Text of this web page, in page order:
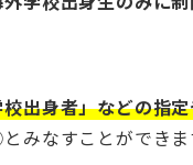
出身者」などの指
みなすことができま